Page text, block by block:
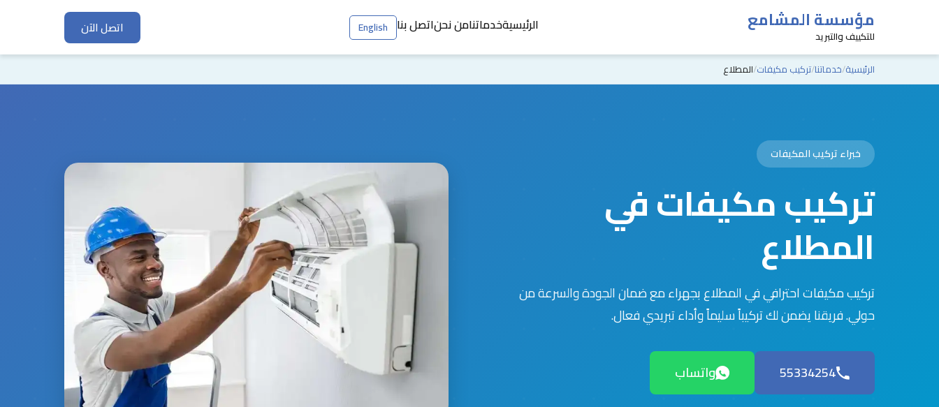
مؤسسة المشامع
للتكييف والتبريد
الرئيسيةخدماتنامن نحناتصل بنا English اتصل الآن
الرئيسية خدماتنا تركيب مكيفات المطلاع
خبراء تركيب المكيفات
تركيب مكيفات في
المطلاع
تركيب مكيفات احترافي في المطلاع بجهراء مع ضمان الجودة والسرعة من
حولي. فريقنا يضمن لك تركيباً سليماً وأداء تبريدي فعال.
55334254 واتساب